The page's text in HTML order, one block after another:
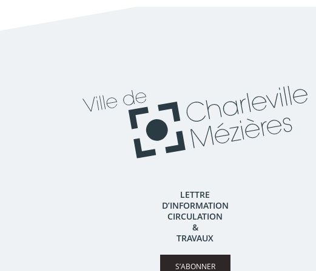
LETTRE
D’INFORMATION
CIRCULATION
&
TRAVAUX
S’ABONNER